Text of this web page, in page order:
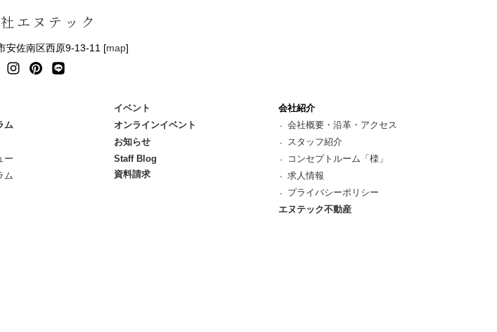
エヌテック
安佐南区西原9-13-11 [map]
ム
ー
ム
イベント
オンラインイベント
お知らせ
Staff Blog
資料請求
会社紹介
会社概要・沿革・アクセス
スタッフ紹介
コンセプトルーム「檪」
求人情報
プライバシーポリシー
エヌテック不動産